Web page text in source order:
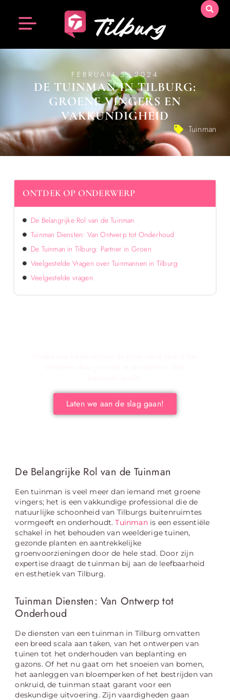
FEBRUARI 5, 2024
DE TUINMAN IN TILBURG:
GROENE VINGERS EN
VAKKUNDIGHEID
Tuinman
De Belangrijke Rol van de Tuinman
Een tuinman is veel meer dan iemand met groene
vingers; het is een vakkundige professional die de
natuurlijke schoonheid van Tilburgs buitenruimtes
vormgeeft en onderhoudt.Tuinmanis een essentiële
schakel in het behouden van weelderige tuinen,
gezonde planten en aantrekkelijke
groenvoorzieningen door de hele stad. Door zijn
expertise draagt de tuinman bij aan de leefbaarheid
en esthetiek van Tilburg.
Tuinman Diensten: Van Ontwerp tot
Onderhoud
De diensten van een tuinman in Tilburg omvatten
een breed scala aan taken, van het ontwerpen van
tuinen tot het onderhouden van beplanting en
gazons. Of het nu gaat om het snoeien van bomen,
het aanleggen van bloemperken of het bestrijden van
onkruid, de tuinman staat garant voor een
deskundige uitvoering. Zijn vaardigheden gaan
ONTDEK OP ONDERWERP
De Belangrijke Rol van de Tuinman
Tuinman Diensten: Van Ontwerp tot Onderhoud
De Tuinman in Tilburg: Partner in Groen
Veelgestelde Vragen over Tuinmannen in Tilburg
Veelgestelde vragen
Laten we aan de slag gaan!